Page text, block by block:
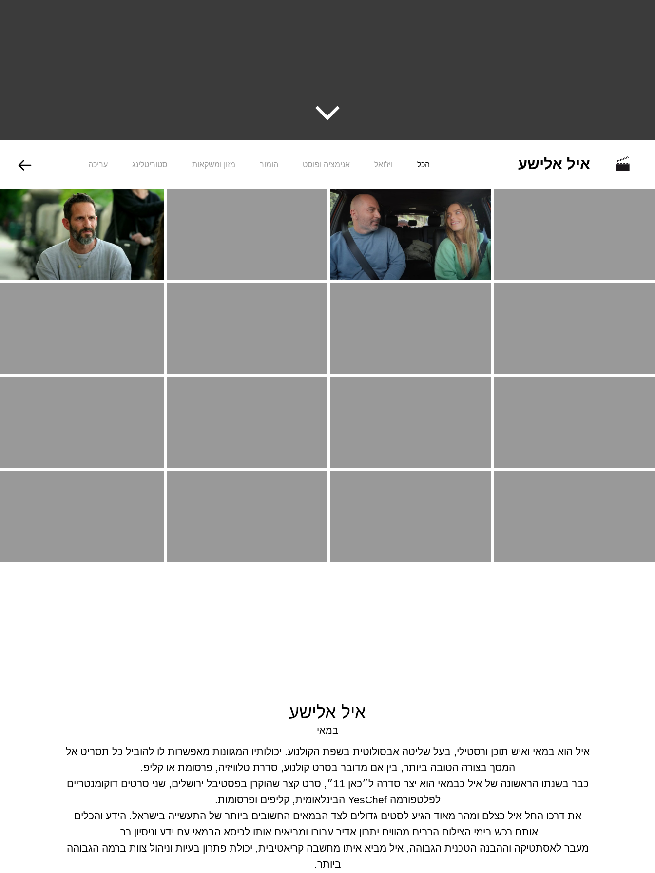
איל אלישע הכל ויז'ואל אנימציה ופוסט הומור מזון ומשקאות סטוריטלינג עריכה
איל אלישע
במאי
איל הוא במאי ואיש תוכן ורסטילי, בעל שליטה אבסולוטית בשפת הקולנוע. יכולותיו המגוונות מאפשרות לו להוביל כל תסריט אל
המסך בצורה הטובה ביותר, בין אם מדובר בסרט קולנוע, סדרת טלוויזיה, פרסומת או קליפ.
כבר בשנתו הראשונה של איל כבמאי הוא יצר סדרה ל״כאן 11״, סרט קצר שהוקרן בפסטיבל ירושלים, שני סרטים דוקומנטריים
לפלטפורמה YesChef הבינלאומית, קליפים ופרסומות.
את דרכו החל איל כצלם ומהר מאוד הגיע לסטים גדולים לצד הבמאים החשובים ביותר של התעשייה בישראל. הידע והכלים
אותם רכש בימי הצילום הרבים מהווים יתרון אדיר עבורו ומביאים אותו לכיסא הבמאי עם ידע וניסיון רב.
מעבר לאסתטיקה וההבנה הטכנית הגבוהה, איל מביא איתו מחשבה קריאטיבית, יכולת פתרון בעיות וניהול צוות ברמה הגבוהה
ביותר.